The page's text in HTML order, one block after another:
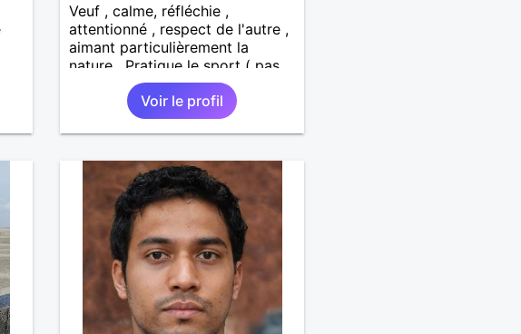
Veuf , calme, réfléchie ,
attentionné , respect de l'autre ,
aimant particulièrement la
nature . Pratique le sport ( pas
dans une salle) et la randonnée.
Recherche personne (50 km
environ autour de saint étienne)
pour finir le reste de ma vie ,
harmonie et confiance.
Voir le profil